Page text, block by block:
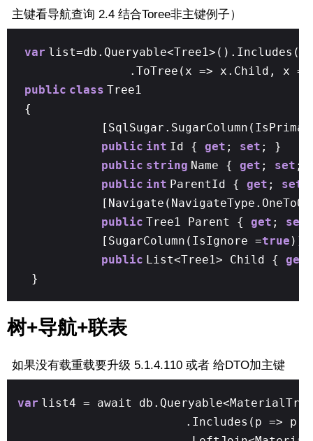
主键看导航查询 2.4 结合Toree非主键例子）
var
.ToTree(x => x.Child, x
public class Tree1
{
public int Id { get ; set ; }
public string Name { get ; set ;
public int ParentId { get ; set
public Tree1 Parent { get ; set
[SugarColumn(IsIgnore =true )]
public List<Tree1> Child { get
}
树+导航+联表
如果没有载重载要升级 5.1.4.110 或者 给DTO加主键
var list4 = await
.Includes(p =>